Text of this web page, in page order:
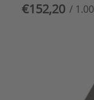
€152,20 / 1.00